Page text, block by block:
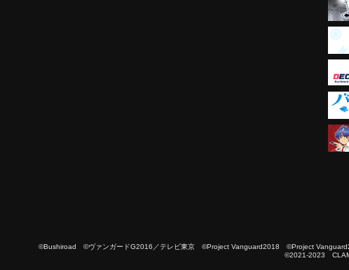
©Bushiroad ©ヴァンガードG2016／テレビ東京 ©Project Vanguard2018 ©Project
©2021-2023